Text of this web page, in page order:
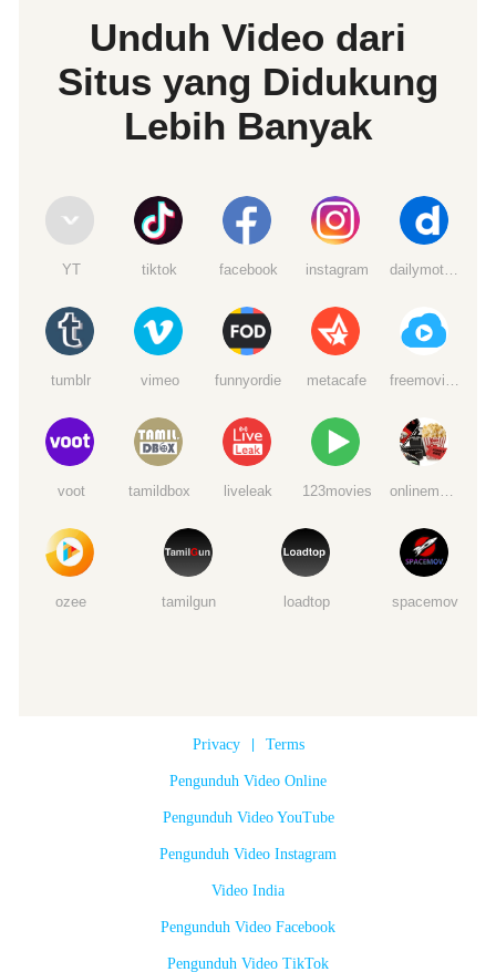
Unduh Video dari
Situs yang Didukung
Lebih Banyak
YT tiktok facebook instagram
tumblr vimeo funnyordie metacafe
voot tamildbox liveleak 123movies
ozee tamilgun loadtop spacemov
Privacy | Terms
Pengunduh Video Online
Pengunduh Video YouTube
Pengunduh Video Instagram
Video India
Pengunduh Video Facebook
Pengunduh Video TikTok